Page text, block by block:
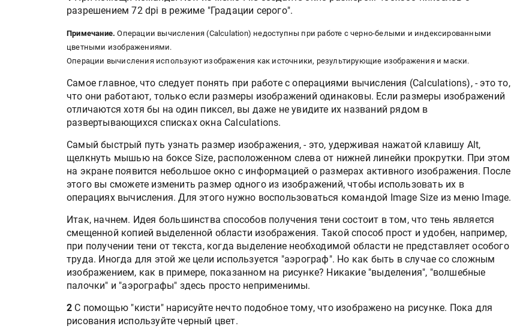
разрешением 72 dpi в режиме "Градации серого".
Примечание. Операции вычисления (Calculation) недоступны при работе c черно-белыми и индексированными
цветными изображениями.
Операции вычисления используют изображения как источники, результирующие изображения и маски.
Самое главное, что следует понять при работе с операциями вычисления (Calculations), - это то,
что они работают, только если размеры изображений одинаковы. Если размеры изображений
отличаются хотя бы на один пиксел, вы даже не увидите их названий рядом в
развертывающихся списках окна Calculations.
Самый быстрый путь узнать размер изображения, - это, удерживая нажатой клавишу Alt,
щелкнуть мышью на боксе Size, расположенном слева от нижней линейки прокрутки. При этом
на экране появится небольшое окно с информацией о размерах активного изображения. После
этого вы сможете изменить размер одного из изображений, чтобы использовать их в
операциях вычисления. Для этого нужно воспользоваться командой Image Size из меню Image.
Итак, начнем. Идея большинства способов получения тени состоит в том, что тень является
смещенной копией выделенной области изображения. Такой способ прост и удобен, например,
при получении тени от текста, когда выделение необходимой области не представляет особого
труда. Иногда для этой же цели используется "аэрограф". Но как быть в случае со сложным
изображением, как в примере, показанном на рисунке? Никакие "выделения", "волшебные
палочки" и "аэрографы" здесь просто неприменимы.
2 С помощью "кисти" нарисуйте нечто подобное тому, что изображено на рисунке. Пока для
рисования используйте черный цвет.